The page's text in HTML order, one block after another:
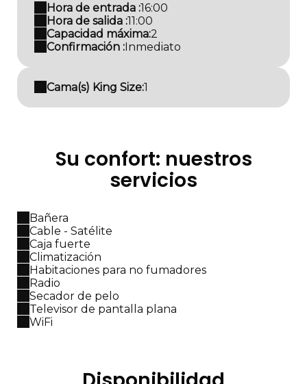
Hora de entrada :16:00
Hora de salida :11:00
Capacidad máxima:2
Confirmación :Inmediato
Cama(s) King Size:1
Su confort: nuestros
servicios
Bañera
Cable - Satélite
Caja fuerte
Climatización
Habitaciones para no fumadores
Radio
Secador de pelo
Televisor de pantalla plana
WiFi